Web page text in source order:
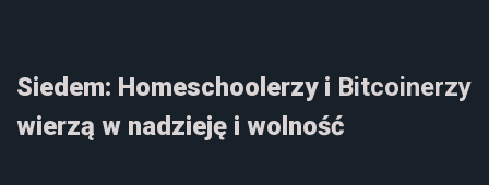
Siedem: Homeschoolerzy i Bitcoinerzy
wierzą w nadzieję i wolność